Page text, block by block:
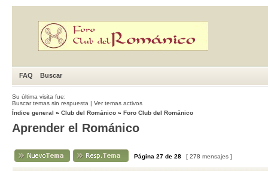
FAQ Buscar
Su última visita fue:
Buscar temas sin respuesta | Ver temas activos
Índice general » Club del Románico » Foro Club del Románico
Aprender el Románico
Página 27 de 28 [ 278 mensajes ]